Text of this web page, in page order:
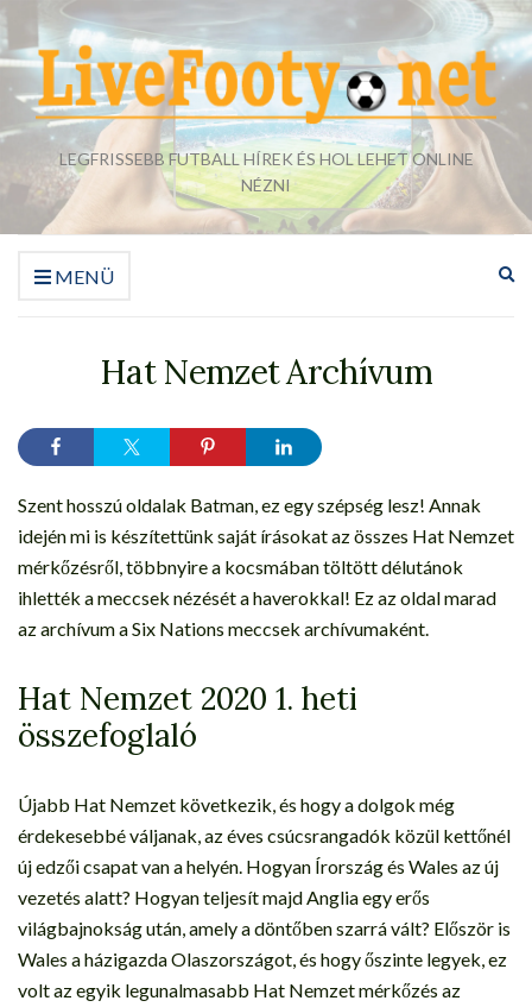
LEGFRISSEBB FUTBALL HÍREK ÉS HOL LEHET ONLINE
NÉZNI
MENÜ
Hat Nemzet Archívum
Szent hosszú oldalak Batman, ez egy szépség lesz! Annak
idején mi is készítettünk saját írásokat az összes Hat Nemzet
mérkőzésről, többnyire a kocsmában töltött délutánok
ihlették a meccsek nézését a haverokkal! Ez az oldal marad
az archívum a Six Nations meccsek archívumaként.
Hat Nemzet 2020 1. heti
összefoglaló
Újabb Hat Nemzet következik, és hogy a dolgok még
érdekesebbé váljanak, az éves csúcsrangadók közül kettőnél
új edzői csapat van a helyén. Hogyan Írország és Wales az új
vezetés alatt? Hogyan teljesít majd Anglia egy erős
világbajnokság után, amely a döntőben szarrá vált? Először is
Wales a házigazda Olaszországot, és hogy őszinte legyek, ez
volt az egyik legunalmasabb Hat Nemzet mérkőzés az